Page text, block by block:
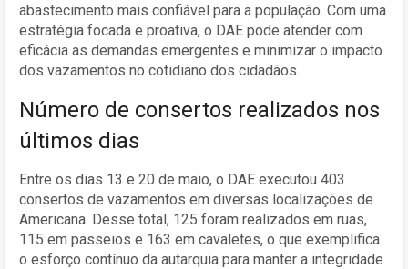
abastecimento mais confiável para a população. Com uma
estratégia focada e proativa, o DAE pode atender com
eficácia as demandas emergentes e minimizar o impacto
dos vazamentos no cotidiano dos cidadãos.
Número de consertos realizados nos
últimos dias
Entre os dias 13 e 20 de maio, o DAE executou 403
consertos de vazamentos em diversas localizações de
Americana. Desse total, 125 foram realizados em ruas,
115 em passeios e 163 em cavaletes, o que exemplifica
o esforço contínuo da autarquia para manter a integridade